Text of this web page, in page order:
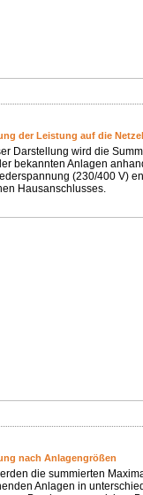
der Leistung auf die
Darstellung wird die
bekannten Anlagen
(230/400 V)
Hausanschlusses.
nach Anlagengrößen
die summierten
Anlagen in